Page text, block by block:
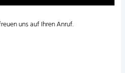
uns auf Ihren Anruf.